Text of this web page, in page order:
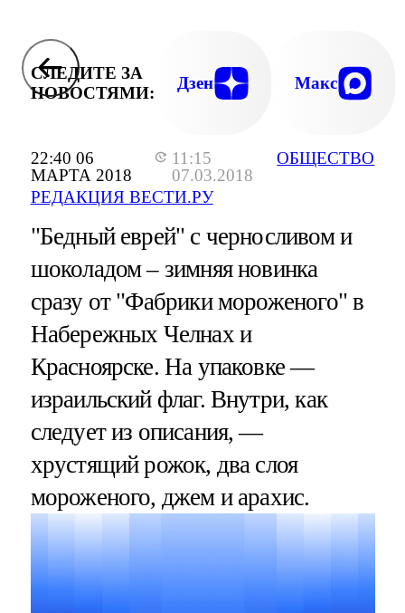
22:40 06
МАРТА 2018
11:15
07.03.2018
РЕДАКЦИЯ ВЕСТИ.РУ
ОБЩЕСТВО
СЛЕДИТЕ ЗА
НОВОСТЯМИ:
Дзен Макс
"Бедный еврей" с черносливом и
шоколадом – зимняя новинка
сразу от "Фабрики мороженого" в
Набережных Челнах и
Красноярске. На упаковке —
израильский флаг. Внутри, как
следует из описания, —
хрустящий рожок, два слоя
мороженого, джем и арахис.